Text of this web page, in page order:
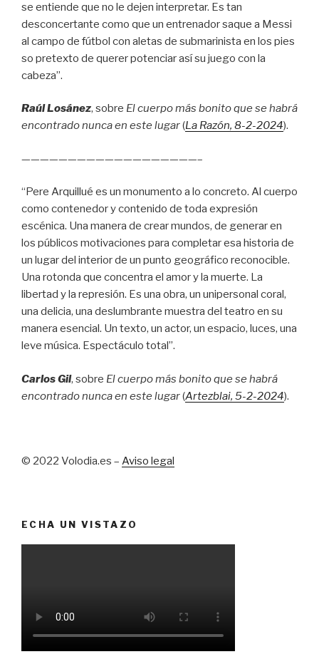
se entiende que no le dejen interpretar. Es tan
desconcertante como que un entrenador saque a Messi
al campo de fútbol con aletas de submarinista en los pies
so pretexto de querer potenciar así su juego con la
cabeza”.
Raúl Losánez, sobre El cuerpo más bonito que se habrá
encontrado nunca en este lugar(La Razón, 8-2-2024).
———————————————————–
“Pere Arquillué es un monumento a lo concreto. Al cuerpo
como contenedor y contenido de toda expresión
escénica. Una manera de crear mundos, de generar en
los públicos motivaciones para completar esa historia de
un lugar del interior de un punto geográfico reconocible.
Una rotonda que concentra el amor y la muerte. La
libertad y la represión. Es una obra, un unipersonal coral,
una delicia, una deslumbrante muestra del teatro en su
manera esencial. Un texto, un actor, un espacio, luces, una
leve música. Espectáculo total”.
Carlos Gil, sobre El cuerpo más bonito que se habrá
encontrado nunca en este lugar(Artezblai, 5-2-2024).
© 2022 Volodia.es – Aviso legal
ECHA UN VISTAZO